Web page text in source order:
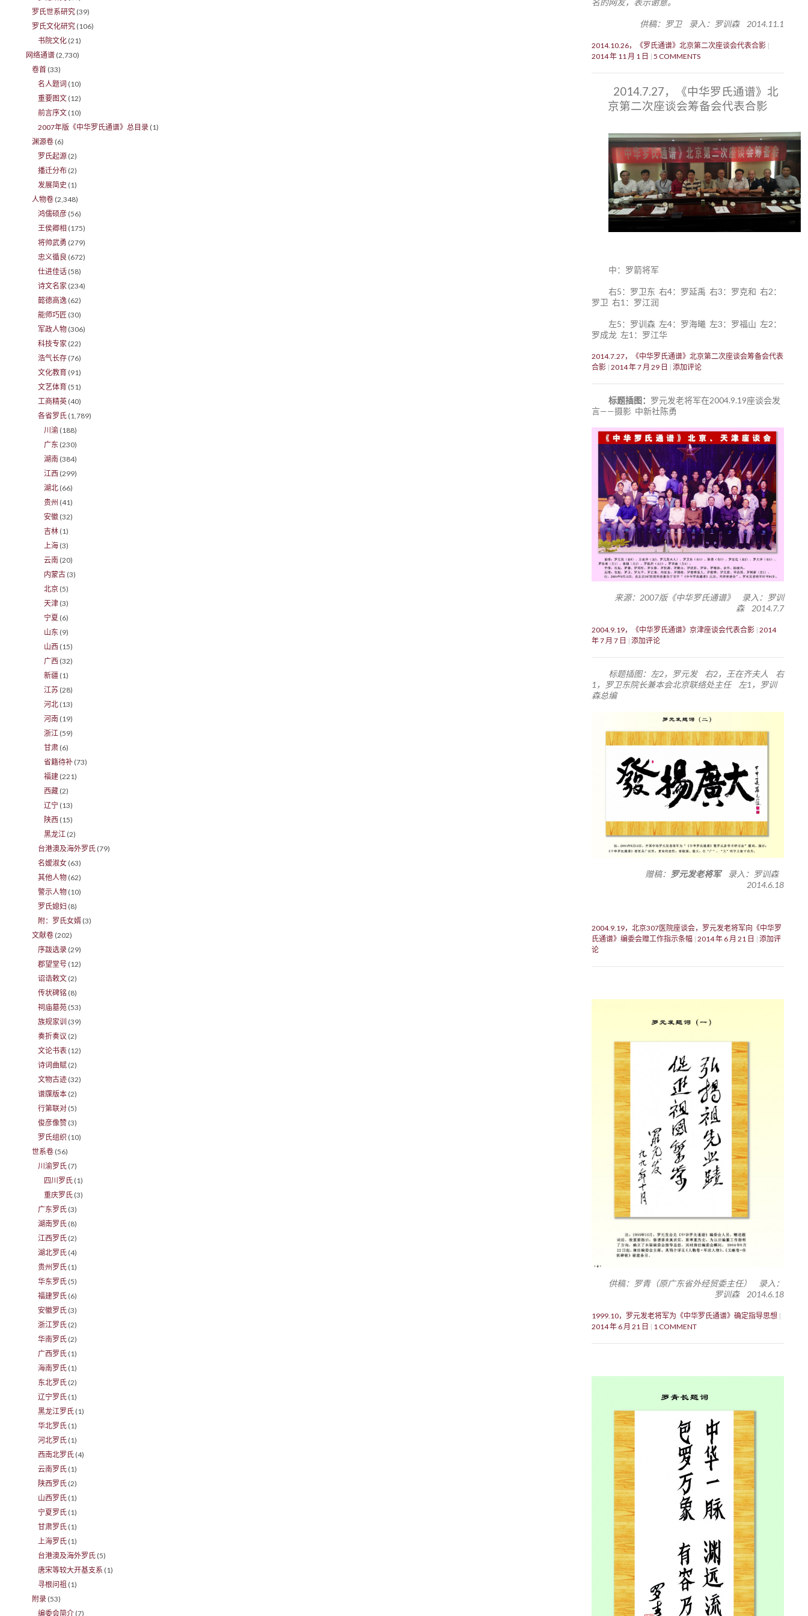
供稿：罗卫 录入：罗训森 2014.11.1
2014.10.26，《罗氏通谱》北京第二次座谈会代表合影
2014 年 11 月 1 日
5 COMMENTS
2014.7.27，《中华罗氏通谱》北
京第二次座谈会筹备会代表合影
中：罗箭将军
右5：罗卫东 右4：罗延禹 右3：罗克和 右2：
罗卫 右1：罗江润
左5：罗训森 左4：罗海曦 左3：罗福山 左2：
罗成龙 左1：罗江华
2014.7.27，《中华罗氏通谱》北京第二次座谈会筹备会代表
合影 2014 年 7 月 29 日 添加评论
标题插图： 罗元发老将军在2004.9.19座谈会发
言——摄影 中新社陈勇
来源：2007版《中华罗氏通谱》 录入：罗训
森 2014.7.7
2004.9.19，《中华罗氏通谱》京津座谈会代表合影 2014
年 7 月 7 日
添加评论
标题插图：左2，罗元发 右2，王在齐夫人 右
1，罗卫东院长兼本会北京联络处主任 左1，罗训
森总编
赠稿： 罗元发老将军录入：罗训森
2014.6.18
2004.9.19，北京307医院座谈会，罗元发老将军向《中华罗
氏通谱》编委会赠工作指示条幅 2014 年 6 月 21 日
添加评
论
供稿：罗青（原广东省外经贸委主任） 录入：
罗训森 2014.6.18
1999.10，罗元发老将军为《中华罗氏通谱》确定指导思想
2014 年 6 月 21 日
1 COMMENT
罗氏世系研究 (39)
罗氏文化研究 (106)
书院文化 (21)
网络通谱 (2,730)
卷首 (33)
名人题词 (10)
重要图文 (12)
前言序文 (10)
2007年版《中华罗氏通谱》总目录 (1)
渊源卷 (6)
罗氏起源 (2)
播迁分布 (2)
发展简史 (1)
人物卷 (2,348)
鸿儒硕彦 (56)
王侯卿相 (175)
将帅武勇 (279)
忠义循良 (672)
仕进佳话 (58)
诗文名家 (234)
懿德高逸 (62)
能师巧匠 (30)
军政人物 (306)
科技专家 (22)
浩气长存 (76)
文化教育 (91)
文艺体育 (51)
工商精英 (40)
各省罗氏 (1,789)
川渝 (188)
广东 (230)
湖南 (384)
江西 (299)
湖北 (66)
贵州 (41)
安徽 (32)
吉林 (1)
上海 (3)
云南 (20)
内蒙古 (3)
北京 (5)
天津 (3)
宁夏 (6)
山东 (9)
山西 (15)
广西 (32)
新疆 (1)
江苏 (28)
河北 (13)
河南 (19)
浙江 (59)
甘肃 (6)
省籍待补 (73)
福建 (221)
西藏 (2)
辽宁 (13)
陕西 (15)
黑龙江 (2)
台港澳及海外罗氏 (79)
名嫒淑女 (63)
其他人物 (62)
警示人物 (10)
罗氏媳妇 (8)
附：罗氏女婿 (3)
文献卷 (202)
序跋选录 (29)
郡望堂号 (12)
诏诰敕文 (2)
传状碑铭 (8)
祠庙墓苑 (53)
族规家训 (39)
奏折奏议 (2)
文论书表 (12)
诗词曲赋 (2)
文物古迹 (32)
谱牒版本 (2)
行第联对 (5)
俊彦像赞 (3)
罗氏组织 (10)
世系卷 (56)
川渝罗氏 (7)
四川罗氏 (1)
重庆罗氏 (3)
广东罗氏 (3)
湖南罗氏 (8)
江西罗氏 (2)
湖北罗氏 (4)
贵州罗氏 (1)
华东罗氏 (5)
福建罗氏 (6)
安徽罗氏 (3)
浙江罗氏 (2)
华南罗氏 (2)
广西罗氏 (1)
海南罗氏 (1)
东北罗氏 (2)
辽宁罗氏 (1)
黑龙江罗氏 (1)
华北罗氏 (1)
河北罗氏 (1)
西南北罗氏 (4)
云南罗氏 (1)
陕西罗氏 (2)
山西罗氏 (1)
宁夏罗氏 (1)
甘肃罗氏 (1)
上海罗氏 (1)
台港澳及海外罗氏 (5)
唐宋等较大开基支系 (1)
寻根问祖 (1)
附录 (53)
编委会简介 (7)